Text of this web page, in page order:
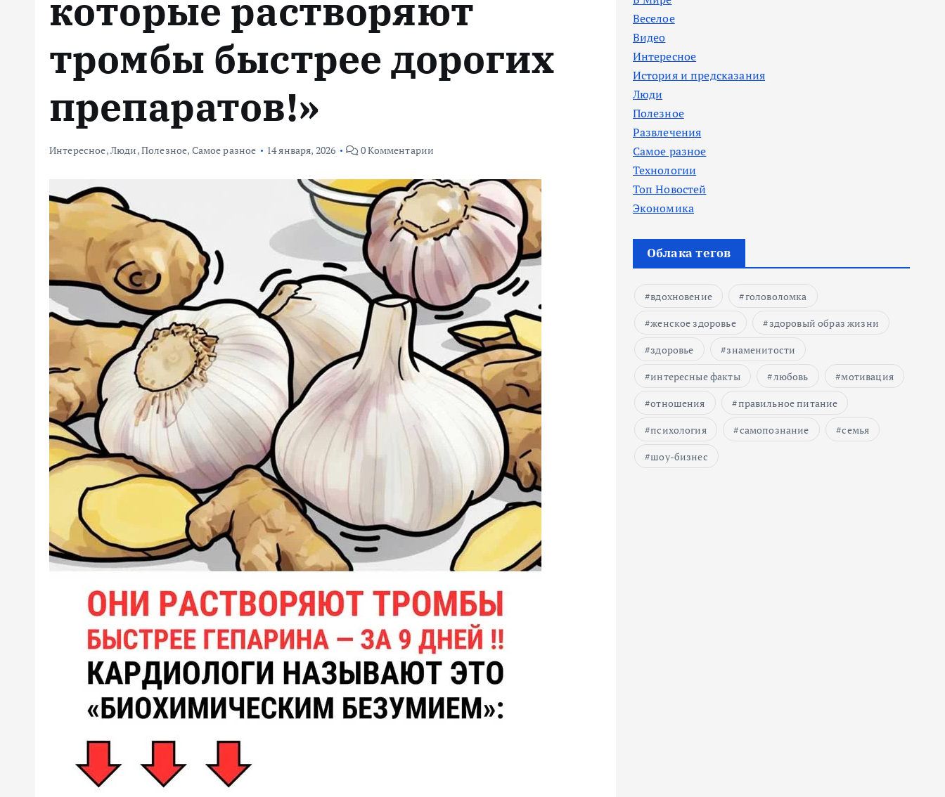
которые растворяют
тромбы быстрее дорогих
препаратов!»
Интересное,Люди,Полезное, Самое разное 14 января, 2026 0 Комментарии
Веселое
Видео
Интересное
История и предсказания
Люди
Полезное
Развлечения
Самое разное
Технологии
Топ Новостей
Экономика
Облака тегов
вдохновение
головоломка
женское здоровье
здоровый образ жизни
здоровье
знаменитости
интересные факты
любовь
мотивация
отношения
правильное питание
психология
самопознание
семья
шоу-бизнес